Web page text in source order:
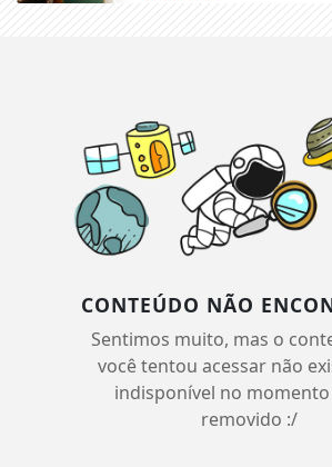
CONTEÚDO NÃO
Sentimos muito, mas o
você tentou acessar não
indisponível no
removido :/